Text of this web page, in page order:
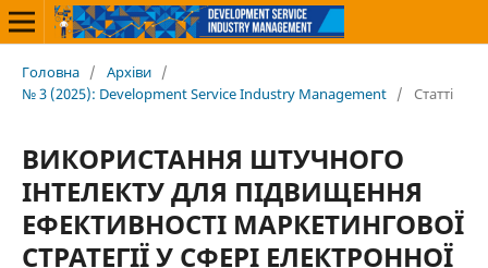
Головна / Архіви /
№ 3 (2025): Development Service Industry Management / Статті
ВИКОРИСТАННЯ ШТУЧНОГО
ІНТЕЛЕКТУ ДЛЯ ПІДВИЩЕННЯ
ЕФЕКТИВНОСТІ МАРКЕТИНГОВОЇ
СТРАТЕГІЇ У СФЕРІ ЕЛЕКТРОННОЇ